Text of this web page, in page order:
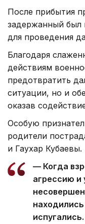
После прибытия
задержанный был
для проведения
Благодаря
действиям
предотвратить
ситуации, но и
оказав
Особую
родители
и Гаухар Кубаевы.
— Когда
агрессию и